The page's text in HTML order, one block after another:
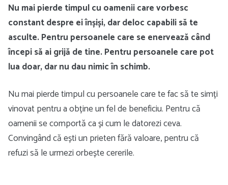
Nu mai pierde timpul cu oamenii care vorbesc
constant despre ei înșiși, dar deloc capabili să te
asculte. Pentru persoanele care se enervează când
începi să ai grijă de tine. Pentru persoanele care pot
lua doar, dar nu dau nimic în schimb.
Nu mai pierde timpul cu persoanele care te fac să te simți
vinovat pentru a obține un fel de beneficiu. Pentru că
oamenii se comportă ca și cum le datorezi ceva.
Convingând că ești un prieten fără valoare, pentru că
refuzi să le urmezi orbește cererile.